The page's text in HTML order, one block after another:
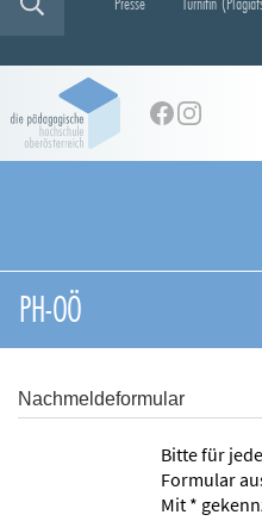
PH-OÖ
Nachmeldeformular
Bitte für
Formular
Mit *